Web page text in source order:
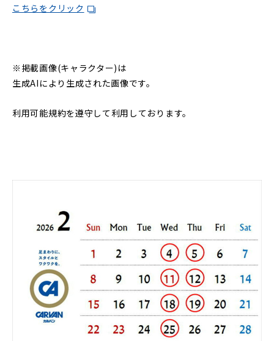
こちらをクリック
※掲載画像(キャラクター)は
生成AIにより生成された画像です。
利用可能規約を遵守して利用しております。